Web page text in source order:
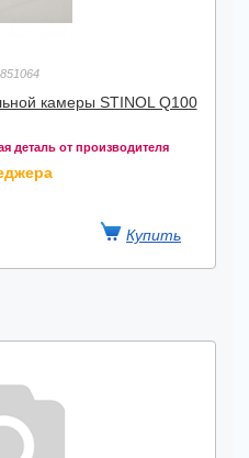
камеры STINOL Q100
деталь от производителя